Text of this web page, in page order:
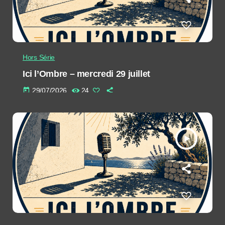
Hors Série
Ici l’Ombre – mercredi 29 juillet
today 29/07/2026 24
play_arrow